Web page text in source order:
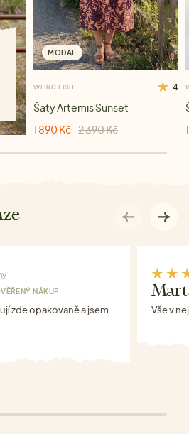
MODAL
WEIRD FISH 4
Šaty Artemis Sunset
1 890 Kč 2 390 Kč
NÁKUP
zde opakovaně a jsem
Vše v